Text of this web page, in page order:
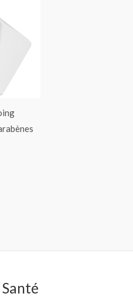
Santé